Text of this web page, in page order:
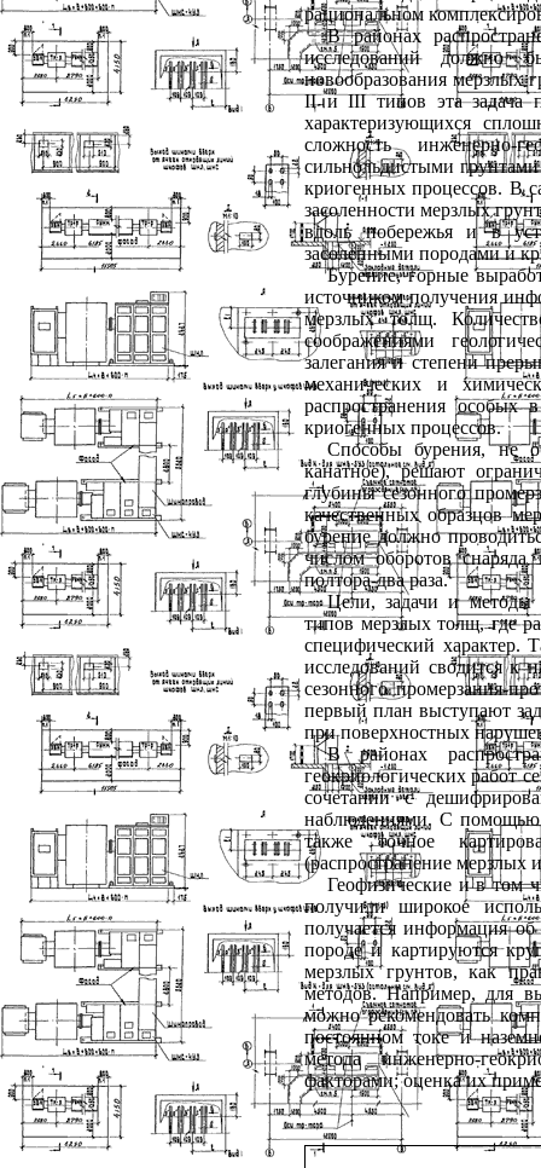
рациональном
В районах
исследований должно
новообразования мерзлых
IIиIIIтипов эта задача
характеризующихся
сложность инженерно-
сильнольдистыми
криогенных процессов. В
засоленности мерзлых
вдоль побережья и в
засоленными породами и
Бурение, горные
источником получения
мерзлых толщ.
соображениями
залегания и степени
механических и
распространения особых
криогенных процессов.
Способы бурения, не
канатное), решают
глубины сезонного
качественных образцов
бурение должно
числом оборотов
полтора-два раза.
Цели, задачи и методы
типов мерзлых толщ, где
специфический характер.
исследований сводится к
сезонного промерзания-
первый план выступают
при поверхностных
В районах
геокриологических работ
сочетании с
наблюдениями. С помощью
также точное
(распространение мерзлых
Геофизические и в том
получили широкое
получается информация
породе и картируются
мерзлых грунтов, как
методов. Например, для
можно рекомендовать
постоянном токе и
метода инженерно-
факторами; оценка их